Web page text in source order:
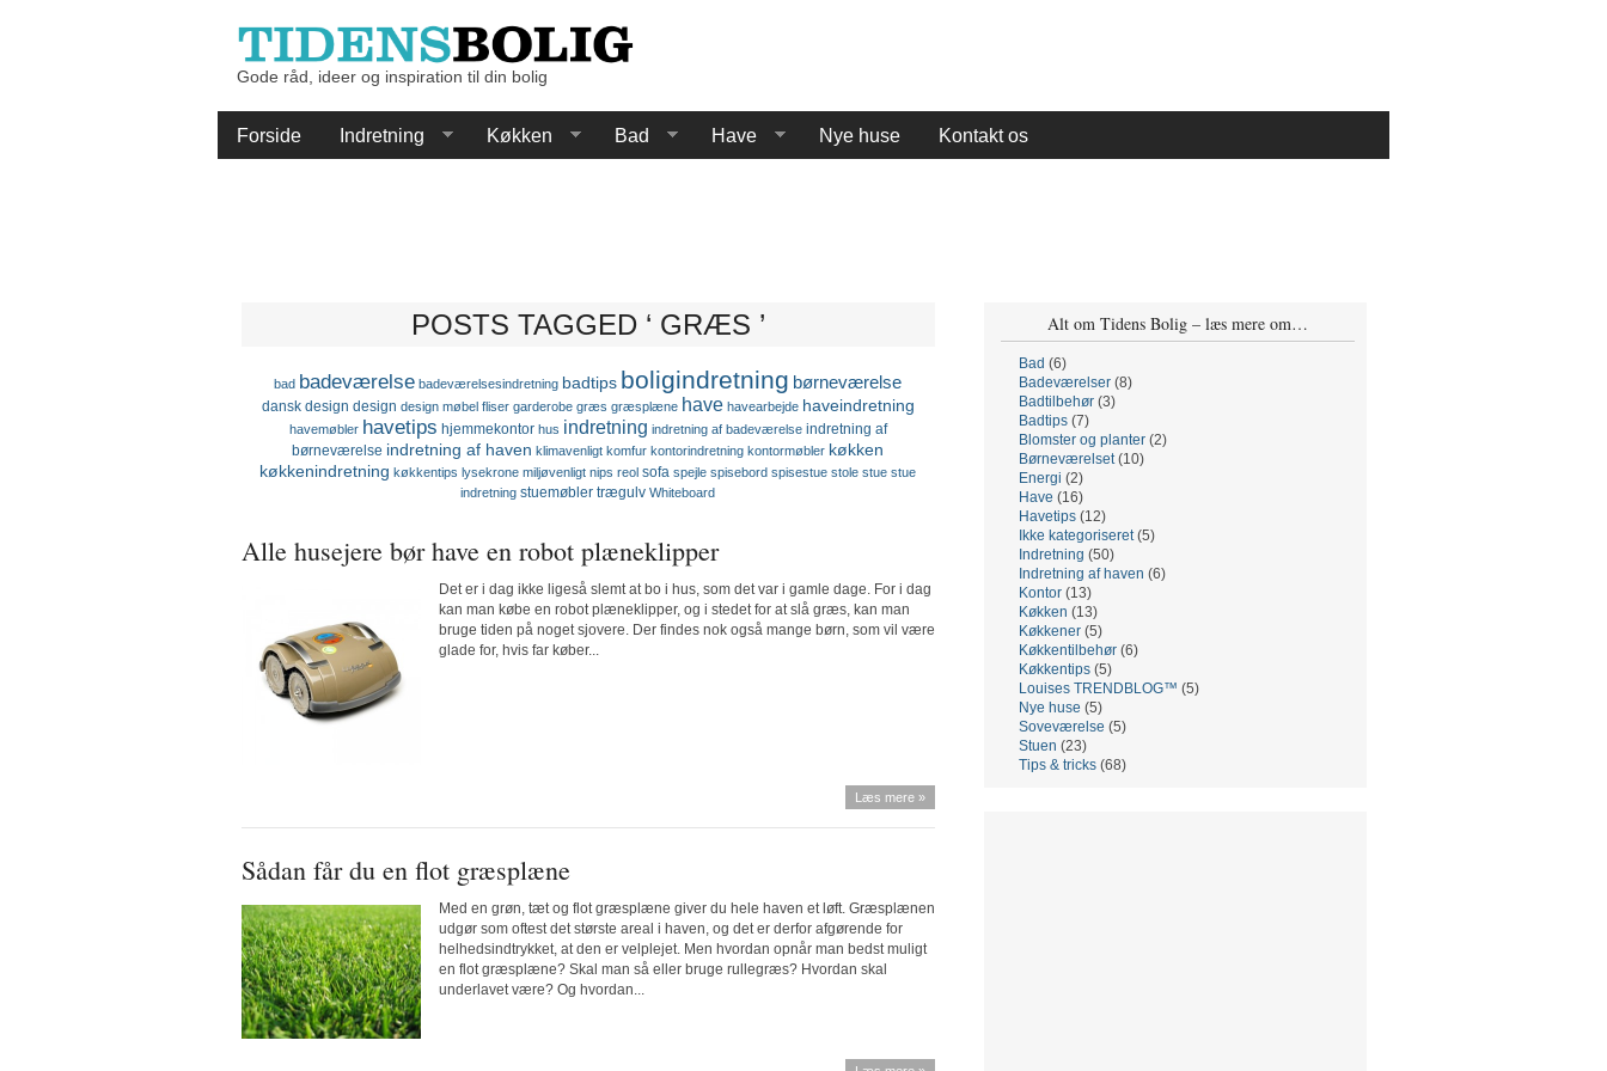
Gode råd, ideer og inspiration til din bolig
Forside Indretning Køkken Bad Have Nye huse Kontakt os
POSTS TAGGED ‘ GRÆS ’
bad badeværelse badeværelsesindretning badtips boligindretning børneværelse
dansk design design design møbel fliser garderobe græs græsplæne have havearbejde haveindretning
havemøbler havetips hjemmekontor hus indretning indretning af badeværelse indretning af
børneværelse indretning af haven klimavenligt komfur kontorindretning kontormøbler køkken
køkkenindretning køkkentips lysekrone miljøvenligt nips reol sofa spejle spisebord spisestue stole stue stue
indretning stuemøbler trægulv Whiteboard
Alle husejere bør have en robot plæneklipper
Det er i dag ikke ligeså slemt at bo i hus, som det var i gamle dage. For i dag
kan man købe en robot plæneklipper, og i stedet for at slå græs, kan man
bruge tiden på noget sjovere. Der findes nok også mange børn, som vil være
glade for, hvis far køber...
Læs mere »
Sådan får du en flot græsplæne
Med en grøn, tæt og flot græsplæne giver du hele haven et løft. Græsplænen
udgør som oftest det største areal i haven, og det er derfor afgørende for
helhedsindtrykket, at den er velplejet. Men hvordan opnår man bedst muligt
en flot græsplæne? Skal man så eller bruge rullegræs? Hvordan skal
underlavet være? Og hvordan...
Alt om Tidens Bolig – læs mere om…
Bad (6)
Badeværelser(8)
Badtilbehør(3)
Badtips(7)
Blomster og planter(2)
Børneværelset(10)
Energi (2)
Have (16)
Havetips(12)
Ikke kategoriseret(5)
Indretning (50)
Indretning af haven (6)
Kontor(13)
Køkken (13)
Køkkener(5)
Køkkentilbehør(6)
Køkkentips(5)
Louises TRENDBLOG™ (5)
Nye huse (5)
Soveværelse (5)
Stuen (23)
Tips & tricks(68)